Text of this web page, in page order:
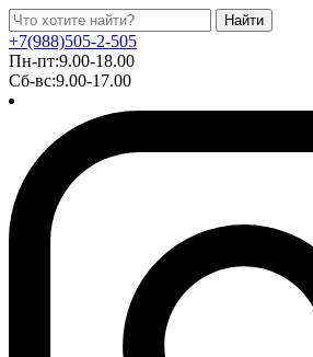
Найти
+7(988)505-2-505
Пн-пт:9.00-18.00
Сб-вс:9.00-17.00